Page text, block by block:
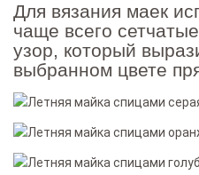
Для вязания маек
чаще всего
узор, который
выбранном цвете